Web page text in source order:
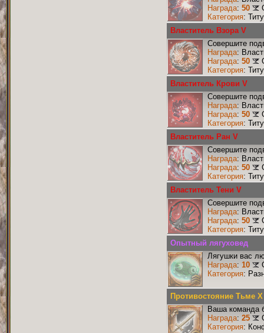
Награда: 50
Категория:
Властитель Взора V
Совершите
Награда:
Награда: 50
Категория:
Властитель Крови V
Совершите
Награда:
Награда: 50
Категория:
Властитель Ран V
Совершите
Награда:
Награда: 50
Категория:
Властитель Тени V
Совершите
Награда:
Награда: 50
Категория:
Опытный лягуховед
Лягушки вас
Награда: 10
Категория:
Противостояние Тьме X
Ваша команда
Награда: 25
Категория: